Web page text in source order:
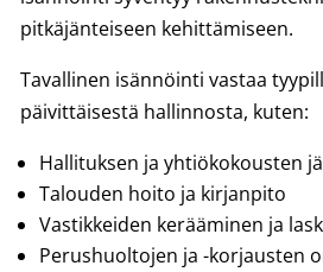
pitkäjänteiseen kehittämiseen.
Tavallinen isännöinti vastaa
päivittäisestä hallinnosta, kuten:
Hallituksen ja yhtiökokousten
Talouden hoito ja kirjanpito
Vastikkeiden kerääminen ja
Perushuoltojen ja -korjausten